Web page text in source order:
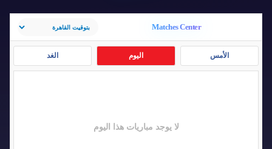
Matches Center
الأمس اليوم الغد
لا يوجد مباريات هذا اليوم